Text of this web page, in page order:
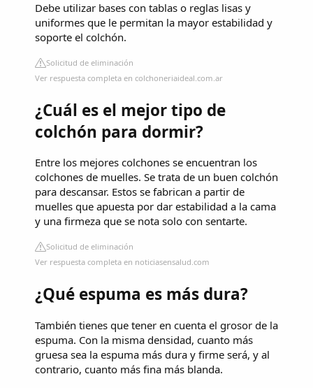
Debe utilizar bases con tablas o reglas lisas y
uniformes que le permitan la mayor estabilidad y
soporte el colchón.
Solicitud de eliminación
Ver respuesta completa en colchoneriaideal.com.ar
¿Cuál es el mejor tipo de
colchón para dormir?
Entre los mejores colchones se encuentran los
colchones de muelles. Se trata de un buen colchón
para descansar. Estos se fabrican a partir de
muelles que apuesta por dar estabilidad a la cama
y una firmeza que se nota solo con sentarte.
Solicitud de eliminación
Ver respuesta completa en noticiasensalud.com
¿Qué espuma es más dura?
También tienes que tener en cuenta el grosor de la
espuma. Con la misma densidad, cuanto más
gruesa sea la espuma más dura y firme será, y al
contrario, cuanto más fina más blanda.